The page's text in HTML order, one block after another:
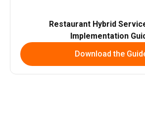
Restaurant Hybrid
Implementation
Download the